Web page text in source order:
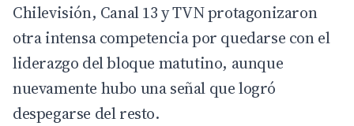
Chilevisión, Canal 13 y TVN protagonizaron
otra intensa competencia por quedarse con el
liderazgo del bloque matutino, aunque
nuevamente hubo una señal que logró
despegarse del resto.